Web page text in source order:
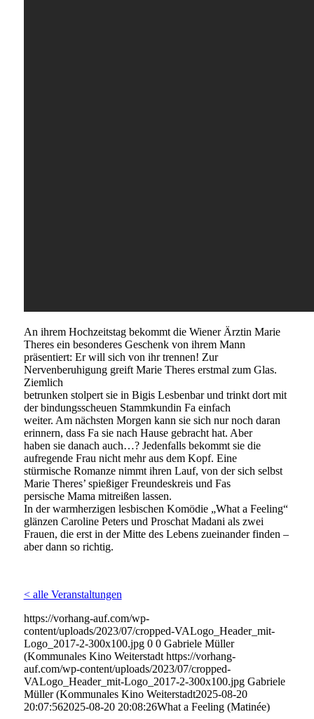
An ihrem Hochzeitstag bekommt die Wiener Ärztin Marie
Theres ein besonderes Geschenk von ihrem Mann
präsentiert: Er will sich von ihr trennen! Zur
Nervenberuhigung greift Marie Theres erstmal zum Glas.
Ziemlich
betrunken stolpert sie in Bigis Lesbenbar und trinkt dort mit
der bindungsscheuen Stammkundin Fa einfach
weiter. Am nächsten Morgen kann sie sich nur noch daran
erinnern, dass Fa sie nach Hause gebracht hat. Aber
haben sie danach auch…? Jedenfalls bekommt sie die
aufregende Frau nicht mehr aus dem Kopf. Eine
stürmische Romanze nimmt ihren Lauf, von der sich selbst
Marie Theres’ spießiger Freundeskreis und Fas
persische Mama mitreißen lassen.
In der warmherzigen lesbischen Komödie „What a Feeling“
glänzen Caroline Peters und Proschat Madani als zwei
Frauen, die erst in der Mitte des Lebens zueinander finden –
aber dann so richtig.
< alle Veranstaltungen
https://vorhang-auf.com/wp-
content/uploads/2023/07/cropped-VALogo_Header_mit-
Logo_2017-2-300x100.jpg 0 0 Gabriele Müller
(Kommunales Kino Weiterstadt https://vorhang-
auf.com/wp-content/uploads/2023/07/cropped-
VALogo_Header_mit-Logo_2017-2-300x100.jpg Gabriele
Müller (Kommunales Kino Weiterstadt2025-08-20
20:07:562025-08-20 20:08:26What a Feeling (Matinée)